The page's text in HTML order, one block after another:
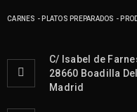
CARNES - PLATOS PREPARADOS -
C/ Isabel de
28660 Boadilla
Madrid